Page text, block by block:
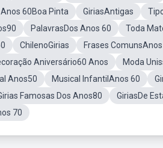
60Boa Pinta GiriasAntigas
PalavrasDos Anos 60
Toda
ChilenoGirias Frases
Aniversário60 Anos
Moda
Anos50 Musical InfantilAnos 60
Famosas Dos Anos80 GiriasDe
70